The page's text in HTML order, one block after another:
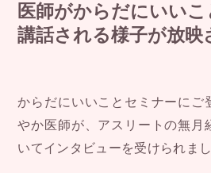
医師がからだにいい
講話される様子が放映
からだにいいことセミナーにご
やか医師が、アスリートの無月
いてインタビューを受けられまし